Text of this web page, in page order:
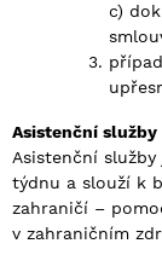
c)
Asistenční
Asistenční
týdnu a slouží k
zahraničí –
v zahraničním